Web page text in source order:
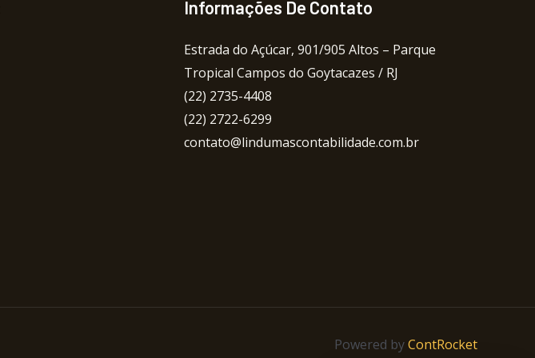
Informações De Contato
Estrada do Açúcar, 901/905 Altos – Parque
Tropical Campos do Goytacazes / RJ
(22) 2735-4408
(22) 2722-6299
contato@lindumascontabilidade.com.br
Powered byContRocket